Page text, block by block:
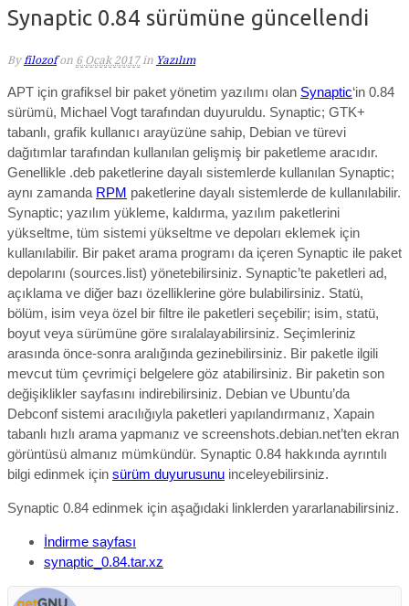
Synaptic 0.84 sürümüne güncellendi
By filozof on 6 Ocak 2017 in Yazılım
APT için grafiksel bir paket yönetim yazılımı olan Synaptic‘in 0.84
sürümü, Michael Vogt tarafından duyuruldu. Synaptic; GTK+
tabanlı, grafik kullanıcı arayüzüne sahip, Debian ve türevi
dağıtımlar tarafından kullanılan gelişmiş bir paketleme aracıdır.
Genellikle .deb paketlerine dayalı sistemlerde kullanılan Synaptic;
aynı zamanda RPM paketlerine dayalı sistemlerde de kullanılabilir.
Synaptic; yazılım yükleme, kaldırma, yazılım paketlerini
yükseltme, tüm sistemi yükseltme ve depoları eklemek için
kullanılabilir. Bir paket arama programı da içeren Synaptic ile paket
depolarını (sources.list) yönetebilirsiniz. Synaptic’te paketleri ad,
açıklama ve diğer bazı özelliklerine göre bulabilirsiniz. Statü,
bölüm, isim veya özel bir filtre ile paketleri seçebilir; isim, statü,
boyut veya sürümüne göre sıralalayabilirsiniz. Seçimleriniz
arasında önce-sonra aralığında gezinebilirsiniz. Bir paketle ilgili
mevcut tüm çevrimiçi belgelere göz atabilirsiniz. Bir paketin son
değişiklikler sayfasını indirebilirsiniz. Debian ve Ubuntu’da
Debconf sistemi aracılığıyla paketleri yapılandırmanız, Xapain
tabanlı hızlı arama yapmanız ve screenshots.debian.net’ten ekran
görüntüsü almanız mümkündür. Synaptic 0.84 hakkında ayrıntılı
bilgi edinmek için sürüm duyurusunu inceleyebilirsiniz.
Synaptic 0.84 edinmek için aşağıdaki linklerden yararlanabilirsiniz.
İndirme sayfası
synaptic_0.84.tar.xz